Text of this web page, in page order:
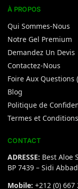
À PROPOS
Qui Sommes-Nous
Notre Gel Premium
Demandez Un Devis
Contactez-Nous
Foire Aux Questions
Blog
Politique de
Termes et Conditions
CONTACT
ADRESSE: Best Aloe
BP 7439 – Sidi
Mobile: +212 (0) 667